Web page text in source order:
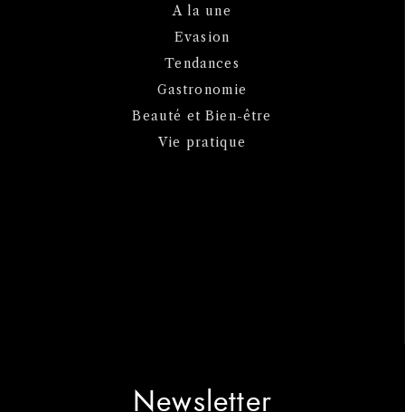
A la une
Evasion
Tendances
Gastronomie
Beauté et Bien-être
Vie pratique
Newsletter